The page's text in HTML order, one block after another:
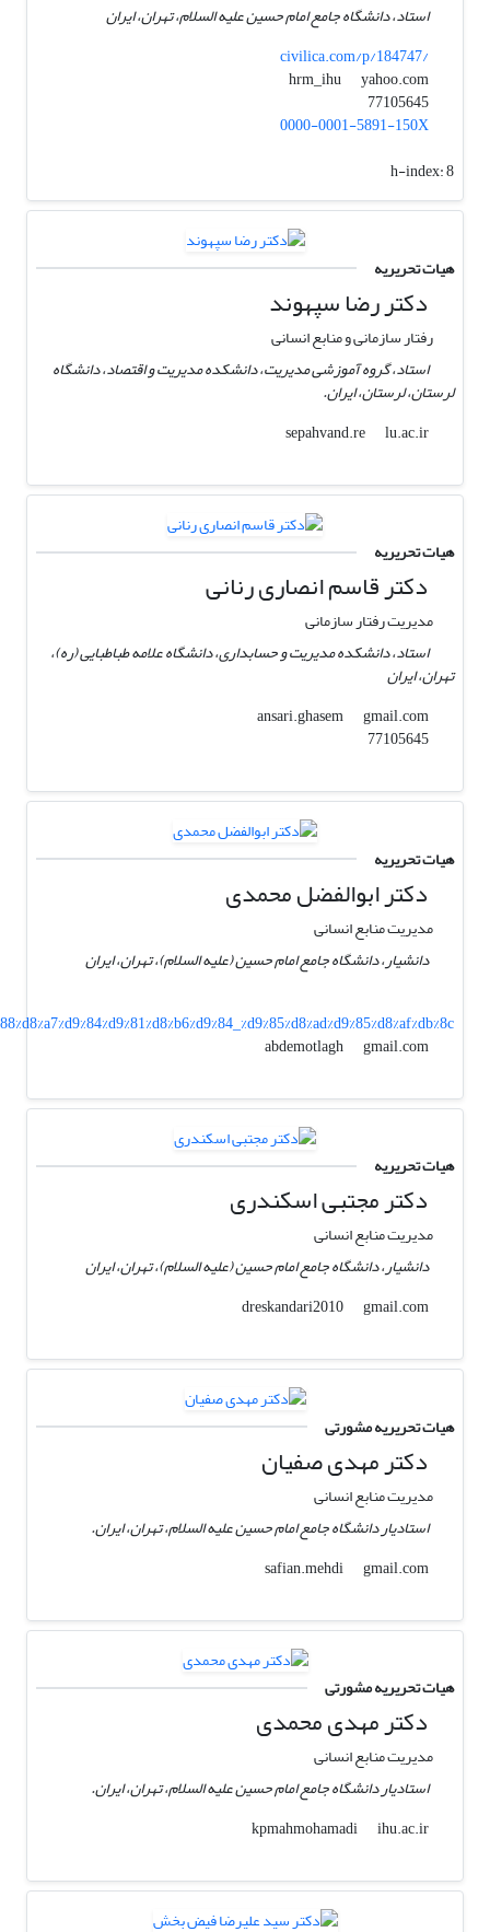
استاد، دانشگاه جامع امام حسین علیه السلام، تهران، ایران
civilica.com/p/184747/
hrm_ihu
yahoo.com
77105645
0000-0001-5891-150X
h-index:8
هیات تحریریه
دکتر رضا سپهوند
رفتار سازمانی و منابع انسانی
استاد، گروه آموزشی مدیریت، دانشکده مدیریت و اقتصاد، دانشگاه
لرستان، لرستان، ایران.
sepahvand.re
lu.ac.ir
هیات تحریریه
دکتر قاسم انصاری رنانی
مدیریت رفتار سازمانی
استاد، دانشکده مدیریت و حسابداری، دانشگاه علامه طباطبایی (ره)،
تهران، ایران
ansari.ghasem
gmail.com
77105645
هیات تحریریه
دکتر ابوالفضل محمدی
مدیریت منابع انسانی
دانشیار، دانشگاه جامع امام حسین (علیه السلام)، تهران، ایران
abdemotlagh
gmail.com
هیات تحریریه
دکتر مجتبی اسکندری
مدیریت منابع انسانی
دانشیار، دانشگاه جامع امام حسین (علیه السلام)، تهران، ایران
dreskandari2010
gmail.com
هیات تحریریه مشورتی
دکتر مهدی صفیان
مدیریت منابع انسانی
استادیار دانشگاه جامع امام حسین علیه السلام، تهران، ایران.
safian.mehdi
gmail.com
هیات تحریریه مشورتی
دکتر مهدی محمدی
مدیریت منابع انسانی
استادیار دانشگاه جامع امام حسین علیه السلام، تهران، ایران.
kpmahmohamadi
ihu.ac.ir